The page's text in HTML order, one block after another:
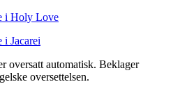
i Holy Love
i Jacarei
oversatt automatisk. Beklager
oversettelsen.